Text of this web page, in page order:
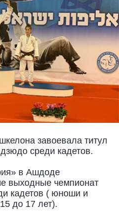
завоевала титул
среди кадетов.
в Ашдоде
выходные чемпионат
кадетов ( юноши и
до 17 лет).